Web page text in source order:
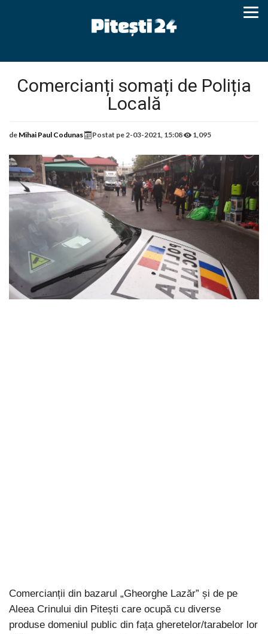
Comercianți somați de Poliția
Locală
de Mihai Paul Codunas Postat pe2-03-2021, 15:08 1,095
Comercianții din bazarul „Gheorghe Lazăr” și de pe
Aleea Crinului din Pitești care ocupă cu diverse
produse domeniul public din fața gheretelor/tarabelor lor